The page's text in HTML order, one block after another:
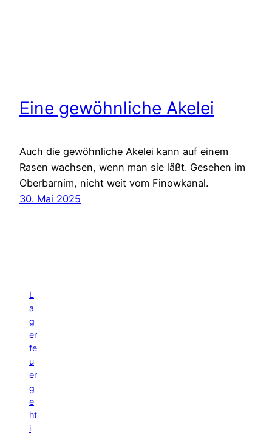
Eine gewöhnliche Akelei
Auch die gewöhnliche Akelei kann auf einem
Rasen wachsen, wenn man sie läßt. Gesehen im
Oberbarnim, nicht weit vom Finowkanal.
30. Mai 2025
L
a
g
er
fe
u
er
g
e
ht
i